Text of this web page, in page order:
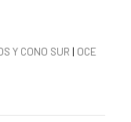
Y CONO SUR | OCE